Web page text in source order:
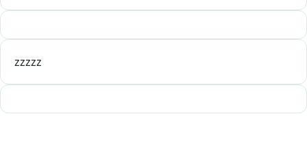
zzzzz